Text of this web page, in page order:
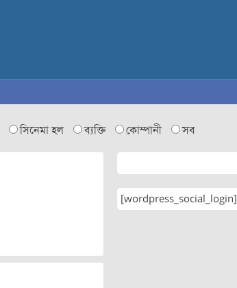
সিনেমা হল ব্যক্তি কোম্পানী সব
[wordpress_social_login]